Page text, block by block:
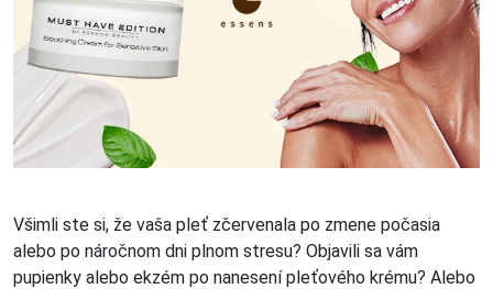
Všimli ste si, že vaša pleť zčervenala po zmene počasia
alebo po náročnom dni plnom stresu? Objavili sa vám
pupienky alebo ekzém po nanesení pleťového krému? Alebo